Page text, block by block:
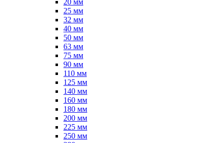
20 мм
25 мм
32 мм
40 мм
50 мм
63 мм
75 мм
90 мм
110 мм
125 мм
140 мм
160 мм
180 мм
200 мм
225 мм
250 мм